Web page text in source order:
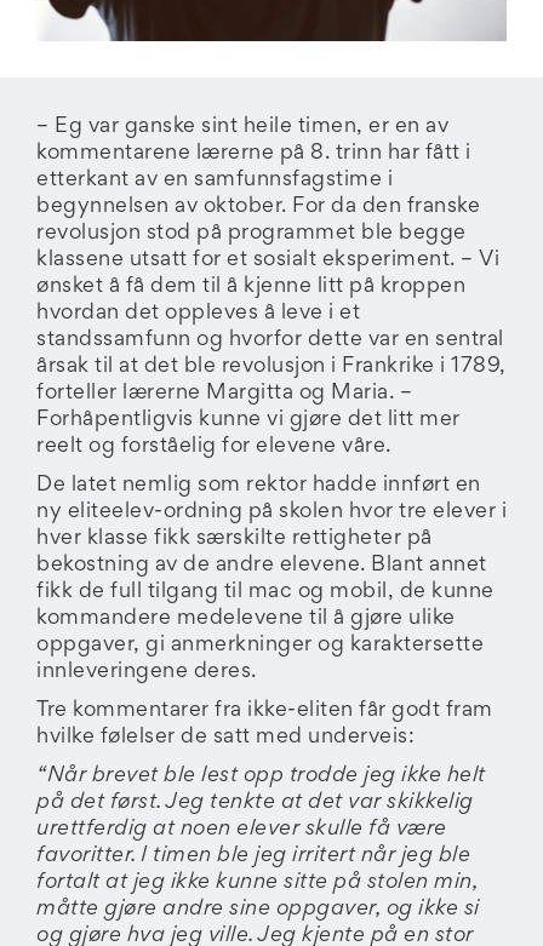
– Eg var ganske sint heile timen, er en av
kommentarene lærerne på 8. trinn har fått i
etterkant av en samfunnsfagstime i
begynnelsen av oktober. For da den franske
revolusjon stod på programmet ble begge
klassene utsatt for et sosialt eksperiment. – Vi
ønsket å få dem til å kjenne litt på kroppen
hvordan det oppleves å leve i et
standssamfunn og hvorfor dette var en sentral
årsak til at det ble revolusjon i Frankrike i 1789,
forteller lærerne Margitta og Maria. –
Forhåpentligvis kunne vi gjøre det litt mer
reelt og forståelig for elevene våre.
De latet nemlig som rektor hadde innført en
ny eliteelev-ordning på skolen hvor tre elever i
hver klasse fikk særskilte rettigheter på
bekostning av de andre elevene. Blant annet
fikk de full tilgang til mac og mobil, de kunne
kommandere medelevene til å gjøre ulike
oppgaver, gi anmerkninger og karaktersette
innleveringene deres.
Tre kommentarer fra ikke-eliten får godt fram
hvilke følelser de satt med underveis:
“Når brevet ble lest opp trodde jeg ikke helt
på det først. Jeg tenkte at det var skikkelig
urettferdig at noen elever skulle få være
favoritter. I timen ble jeg irritert når jeg ble
fortalt at jeg ikke kunne sitte på stolen min,
måtte gjøre andre sine oppgaver, og ikke si
og gjøre hva jeg ville. Jeg kjente på en stor